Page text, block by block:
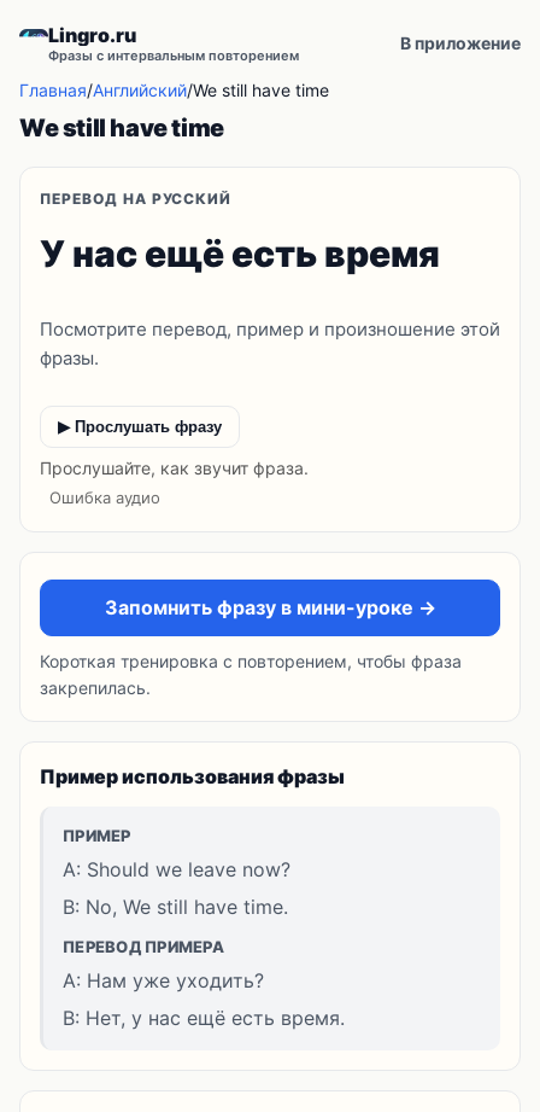
Lingro.ru
Фразы с интервальным повторением
В приложение
Главная/Английский/We still have time
We still have time
ПЕРЕВОД НА РУССКИЙ
У нас ещё есть время
Посмотрите перевод, пример и произношение этой
фразы.
▶ Прослушать фразу
Прослушайте, как звучит фраза.
Ошибка аудио
Запомнить фразу в мини-уроке →
Короткая тренировка с повторением, чтобы фраза
закрепилась.
Пример использования фразы
ПРИМЕР
A: Should we leave now?
B: No, We still have time.
ПЕРЕВОД ПРИМЕРА
A: Нам уже уходить?
B: Нет, у нас ещё есть время.